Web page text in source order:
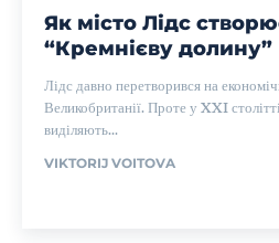
Як місто Лідс
“Кремнієву долину”
Лідс давно перетворився на
Великобританії. Проте у XXI
виділяють...
VIKTORIJ VOITOVA